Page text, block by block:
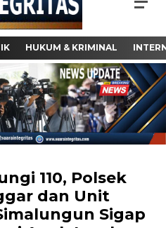
HUKUM & KRIMINAL
110, Polsek
dan Unit
Sigap